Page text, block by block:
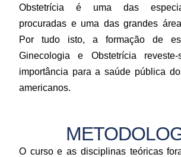
Obstetrícia é uma das
procuradas e uma das grandes
Por tudo isto, a formação de
Ginecologia e Obstetrícia
importância para a saúde pública
americanos.
O curso e as disciplinas teóricas